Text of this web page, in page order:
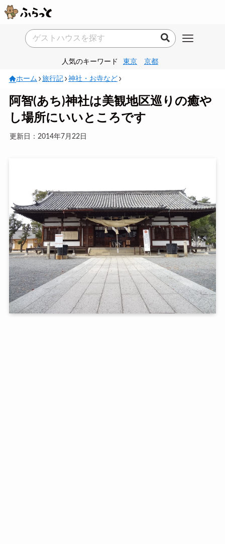
人気のキーワード 東京 京都
ホーム 旅行記 神社・お寺など
阿智(あち)神社は美観地区巡りの癒や
し場所にいいところです
更新日：2014年7月22日